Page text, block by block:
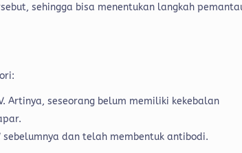
sehingga bisa menentukan langkah
Artinya, seseorang belum memiliki kekebalan
sebelumnya dan telah membentuk antibodi.